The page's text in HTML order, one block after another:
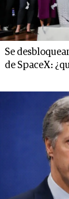
Se
de SpaceX: